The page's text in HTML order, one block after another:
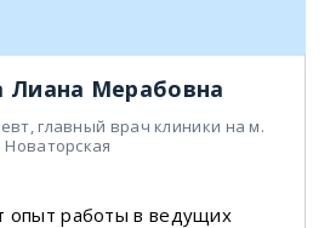
Лиана Мерабовна
главный врач клиники на м.
Новаторская
опыт работы в ведущих